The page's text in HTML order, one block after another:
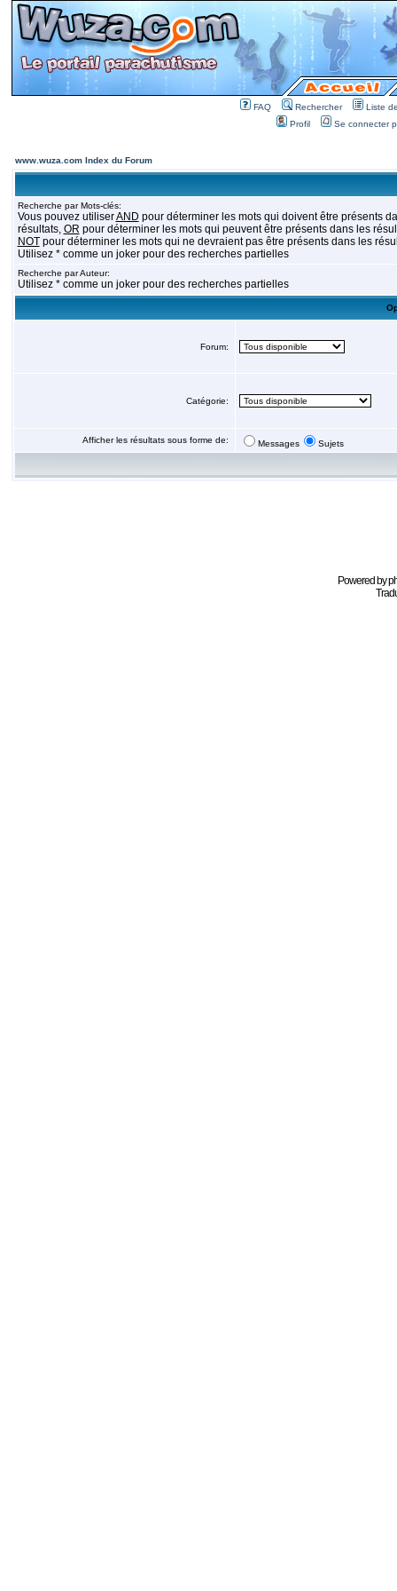
FAQ Rechercher
Liste
Profil
Se connecter
www.wuza.com Index du Forum
Recherche par Mots-clés:
Vous pouvez utiliserAND pour déterminer les mots qui doivent être présents
résultats, OR pour déterminer les mots qui peuvent être présents dans les
NOTpour déterminer les mots qui ne devraient pas être présents dans les
Utilisez * comme un joker pour des recherches partielles
Recherche par Auteur:
Utilisez * comme un joker pour des recherches partielles
Forum:
Catégorie:
Afficher les résultats sous forme de: Messages Sujets
Powered by